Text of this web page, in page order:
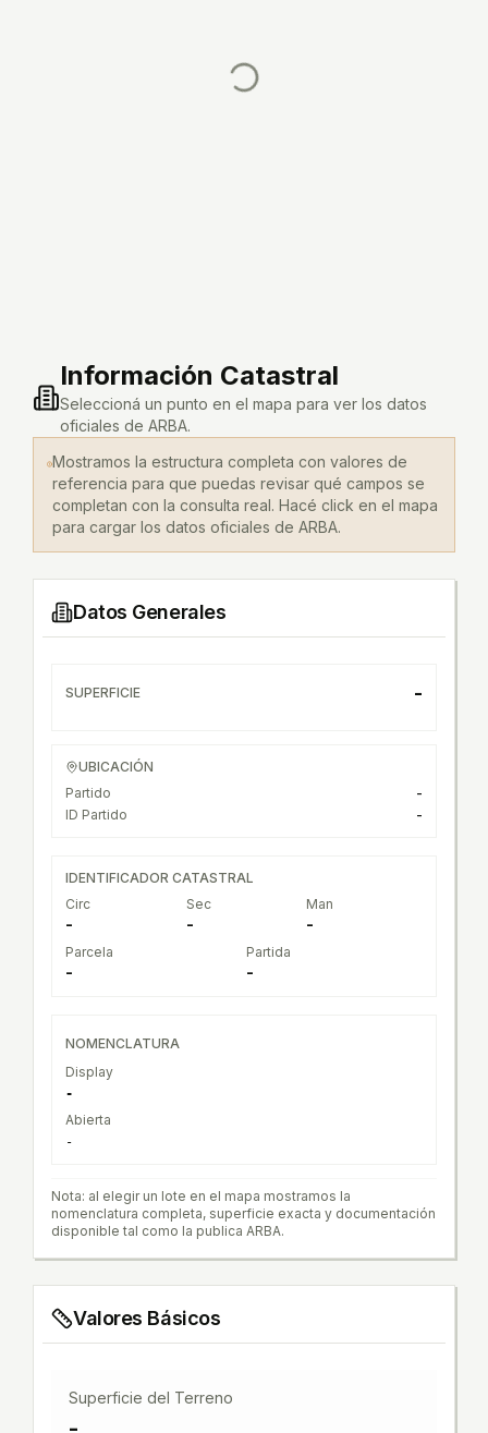
Información Catastral
Seleccioná un punto en el mapa para ver los datos
oficiales de ARBA.
Mostramos la estructura completa con valores de
referencia para que puedas revisar qué campos se
completan con la consulta real. Hacé click en el mapa
para cargar los datos oficiales de ARBA.
Datos Generales
SUPERFICIE -
UBICACIÓN
Partido
-
ID Partido
-
IDENTIFICADOR CATASTRAL
Circ
-
Sec
-
Man
-
Parcela
-
Partida
-
NOMENCLATURA
Display
-
Abierta
-
Nota: al elegir un lote en el mapa mostramos la
nomenclatura completa, superficie exacta y documentación
disponible tal como la publica ARBA.
Valores Básicos
Superficie del Terreno